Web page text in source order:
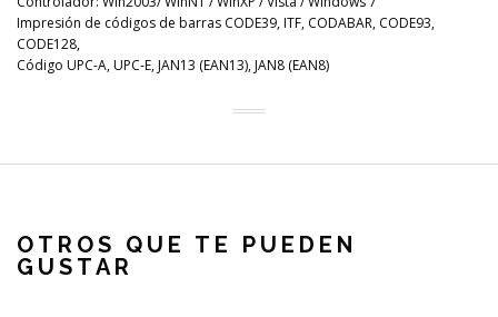
Impresión de códigos de barras CODE39, ITF, CODABAR, CODE93,
CODE128,
Código UPC-A, UPC-E, JAN13 (EAN13), JAN8 (EAN8)
OTROS QUE TE PUEDEN
GUSTAR